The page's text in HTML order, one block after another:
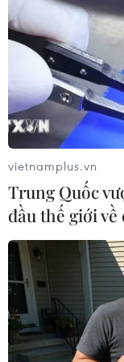
TIN LIÊN
vietnamplus.vn
Trung Quốc
đầu thế giới